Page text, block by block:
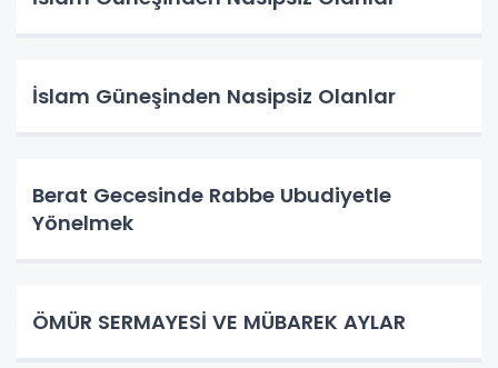
İslam Güneşinden Nasipsiz Olanlar
Berat Gecesinde Rabbe Ubudiyetle
Yönelmek
ÖMÜR SERMAYESİ VE MÜBAREK AYLAR